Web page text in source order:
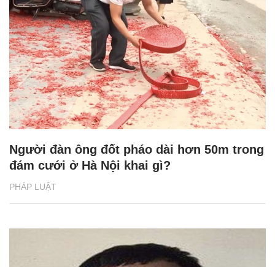
PHÁP LUẬT
Người đàn ông đốt pháo dài hơn 50m trong
đám cưới ở Hà Nội khai gì?